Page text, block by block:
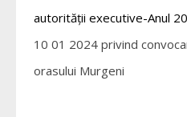
autorității executive-Anul
10 01 2024 privind
orasului Murgeni